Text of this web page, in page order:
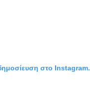
στο Instagram.